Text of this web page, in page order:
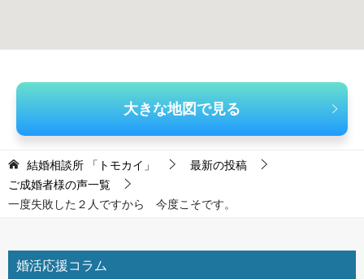
大きな地図で見る
結婚相談所 「トモカイ」
最新の投稿
ご成婚者様の声一覧
一度失敗した２人ですから 今度こそです。
婚活応援コラム